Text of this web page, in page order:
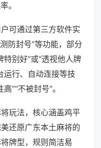
。
可通过第三方软件实
防封号”等功能，部分
别好”或“透视他人牌
运行、自动连接等技
”“不被封号”。
玩法，核心涵盖鸡平
还原广东本土麻将的
牌型，规则简洁易